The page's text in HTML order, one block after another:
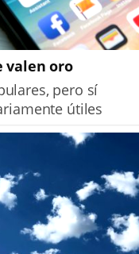
valen oro
pero sí
útiles